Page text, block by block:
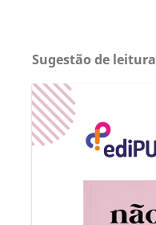
Sugestão de leitura